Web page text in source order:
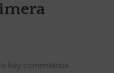
hay comentarios